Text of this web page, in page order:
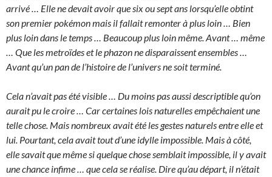
arrivé … Elle ne devait avoir que six ou sept ans lorsqu’elle obtint
son premier pokémon mais il fallait remonter à plus loin … Bien
plus loin dans le temps … Beaucoup plus loin même. Avant … même
… Que les metroïdes et le phazon ne disparaissent ensembles …
Avant qu’un pan de l’histoire de l’univers ne soit terminé.
Cela n’avait pas été visible … Du moins pas aussi descriptible qu’on
aurait pu le croire … Car certaines lois naturelles empêchaient une
telle chose. Mais nombreux avait été les gestes naturels entre elle et
lui. Pourtant, cela avait tout d’une idylle impossible. Mais à côté,
elle savait que même si quelque chose semblait impossible, il y avait
une chance infime … que cela se réalise. Dire qu’au départ, il n’était